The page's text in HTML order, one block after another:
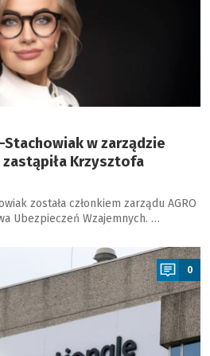
w zarządzie
zastąpiła Krzysztofa
została członkiem zarządu AGRO
Ubezpieczeń Wzajemnych. …
0